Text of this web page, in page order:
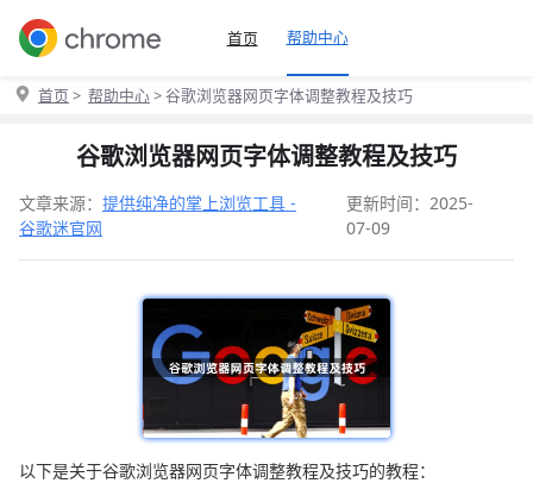
首页 帮助中心
首页 > 帮助中心> 谷歌浏览器网页字体调整教程及技巧
谷歌浏览器网页字体调整教程及技巧
文章来源： 提供纯净的掌上浏览工具 -
谷歌迷官网
更新时间：2025-
07-09
以下是关于谷歌浏览器网页字体调整教程及技巧的教程：